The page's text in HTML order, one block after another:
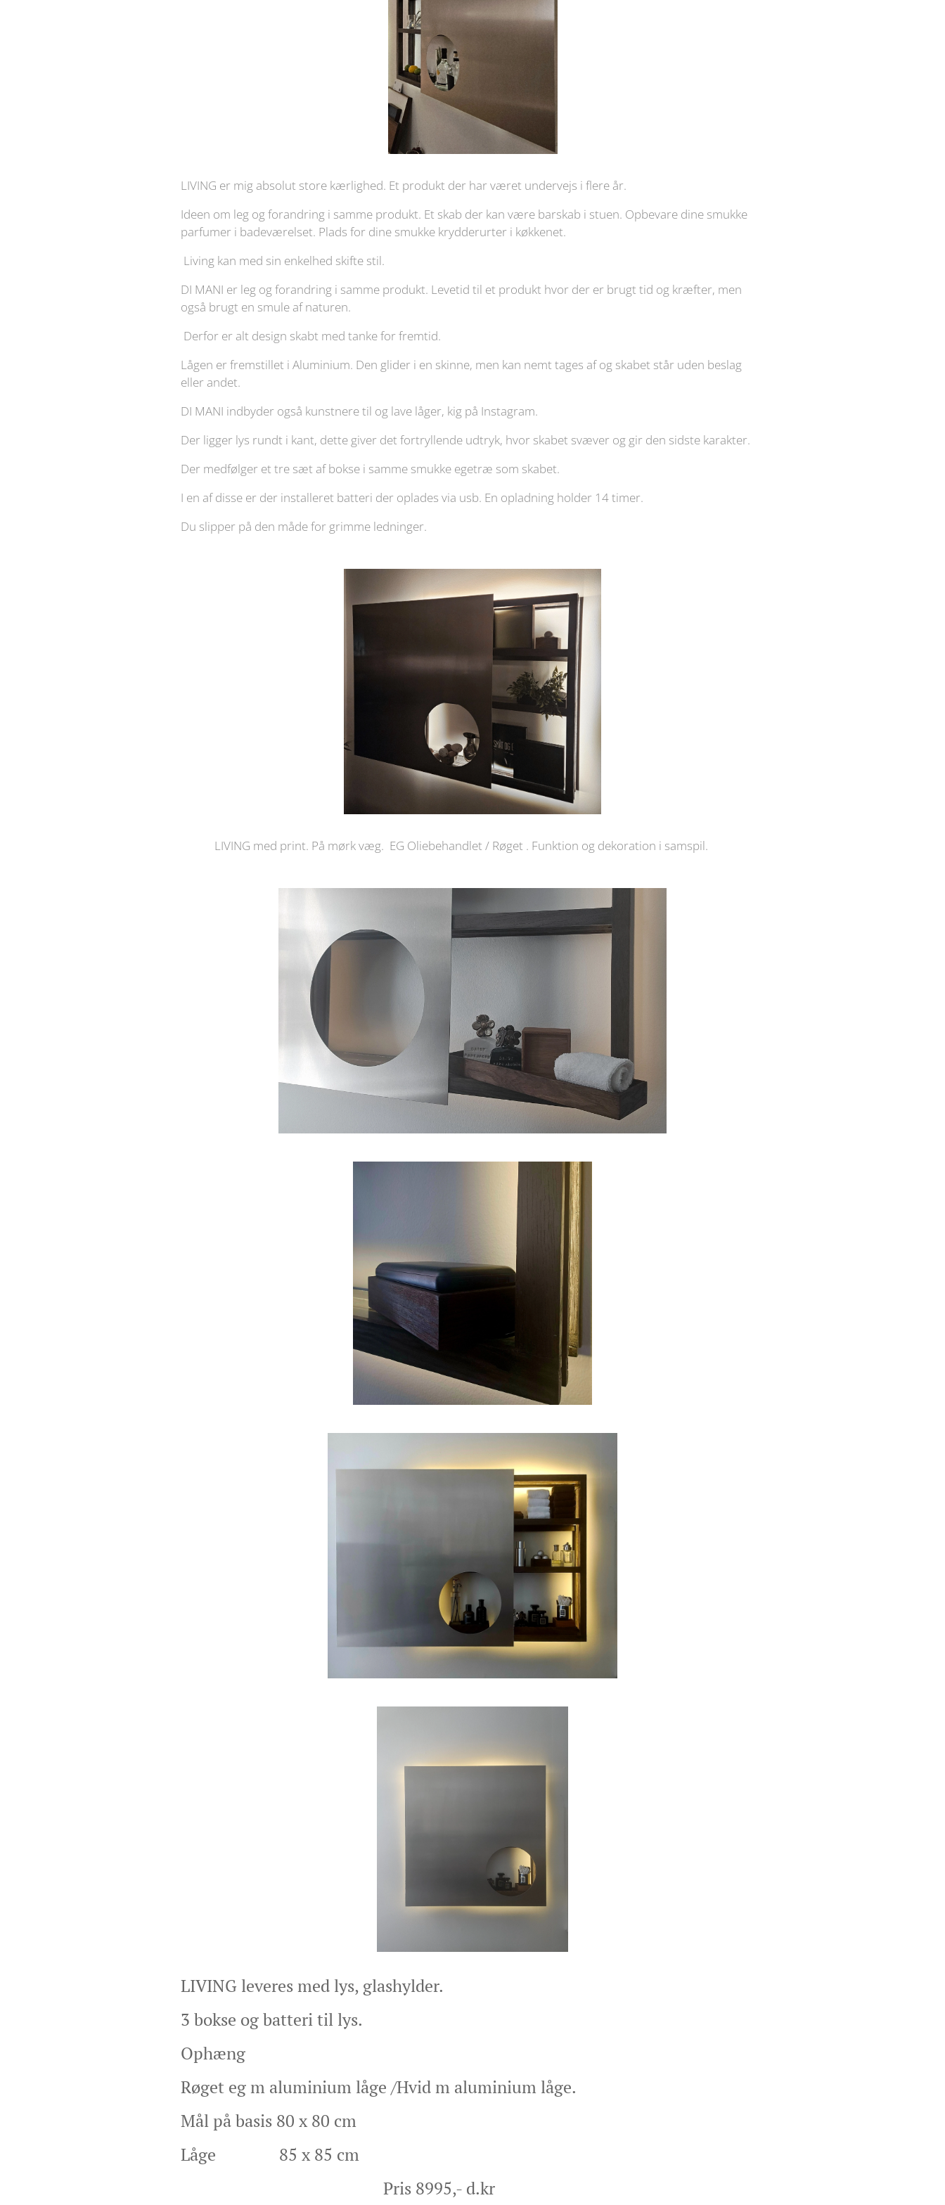
LIVING er mig absolut store kærlighed. Et produkt der har været undervejs i flere år.
Ideen om leg og forandring i samme produkt. Et skab der kan være barskab i stuen. Opbevare dine smukke
parfumer i badeværelset. Plads for dine smukke krydderurter i køkkenet.
Living kan med sin enkelhed skifte stil.
DI MANI er leg og forandring i samme produkt. Levetid til et produkt hvor der er brugt tid og kræfter, men
også brugt en smule af naturen.
Derfor er alt design skabt med tanke for fremtid.
Lågen er fremstillet i Aluminium. Den glider i en skinne, men kan nemt tages af og skabet står uden beslag
eller andet.
DI MANI indbyder også kunstnere til og lave låger, kig på Instagram.
Der ligger lys rundt i kant, dette giver det fortryllende udtryk, hvor skabet svæver og gir den sidste karakter.
Der medfølger et tre sæt af bokse i samme smukke egetræ som skabet.
I en af disse er der installeret batteri der oplades via usb. En opladning holder 14 timer.
Du slipper på den måde for grimme ledninger.
LIVING med print. På mørk væg. EG Oliebehandlet / Røget . Funktion og dekoration i samspil.
LIVING leveres med lys, glashylder.
3 bokse og batteri til lys.
Ophæng
Røget eg m aluminium låge /Hvid m aluminium låge.
Mål på basis 80 x 80 cm
Låge 85 x 85 cm
Pris 8995,- d.kr